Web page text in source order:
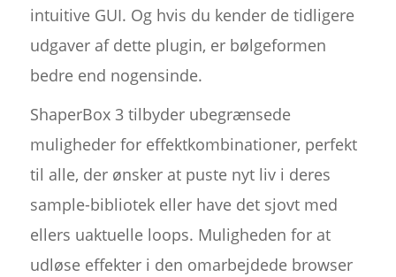
intuitive GUI. Og hvis du kender de tidligere
udgaver af dette plugin, er bølgeformen
bedre end nogensinde.
ShaperBox 3 tilbyder ubegrænsede
muligheder for effektkombinationer, perfekt
til alle, der ønsker at puste nyt liv i deres
sample-bibliotek eller have det sjovt med
ellers uaktuelle loops. Muligheden for at
udløse effekter i den omarbejdede browser